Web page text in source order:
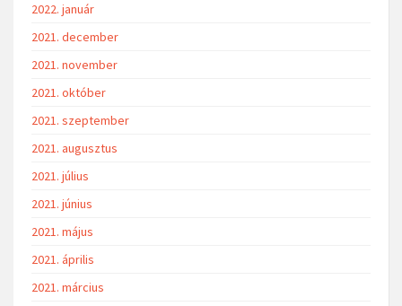
2022. január
2021. december
2021. november
2021. október
2021. szeptember
2021. augusztus
2021. július
2021. június
2021. május
2021. április
2021. március